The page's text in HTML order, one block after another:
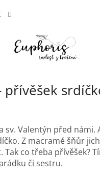
přívěšek
sv. Valentýn před námi.
Z macramé šňůr
Tak co třeba přívěšek?
či sestru.